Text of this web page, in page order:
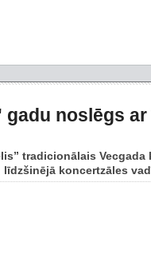
noslēgs ar
tradicionālais
koncertzāles